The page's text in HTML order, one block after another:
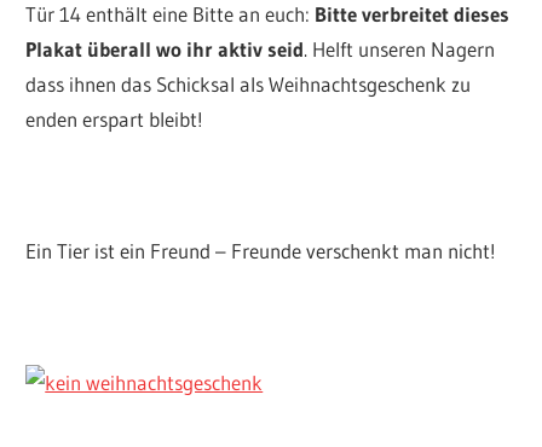
Tür 14 enthält eine Bitte an euch: Bitte verbreitet dieses
Plakat überall wo ihr aktiv seid. Helft unseren Nagern
dass ihnen das Schicksal als Weihnachtsgeschenk zu
enden erspart bleibt!
Ein Tier ist ein Freund – Freunde verschenkt man nicht!